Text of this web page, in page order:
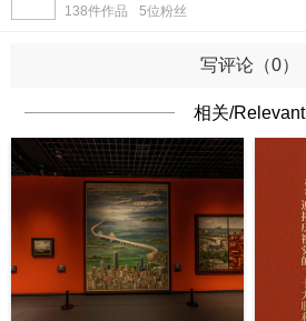
138件作品 5位粉丝
写评论（0）
相关/Relevant